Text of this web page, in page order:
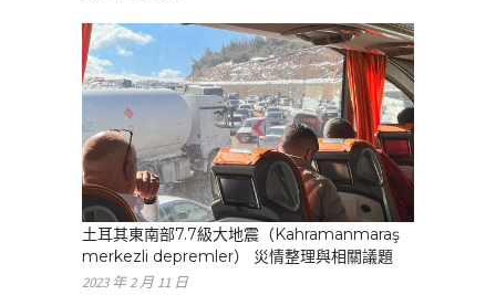
土耳其東南部7.7級大地震（Kahramanmaraş
merkezli depremler） 災情整理與相關議題
2023 年 2 月 11 日